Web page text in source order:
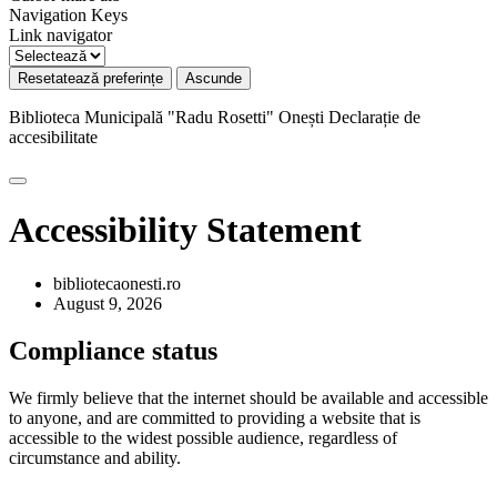
Navigation Keys
Link navigator
Resetatează preferințe Ascunde
Biblioteca Municipală "Radu Rosetti" Onești Declarație de
accesibilitate
Accessibility Statement
bibliotecaonesti.ro
August 9, 2026
Compliance status
We firmly believe that the internet should be available and accessible
to anyone, and are committed to providing a website that is
accessible to the widest possible audience, regardless of
circumstance and ability.